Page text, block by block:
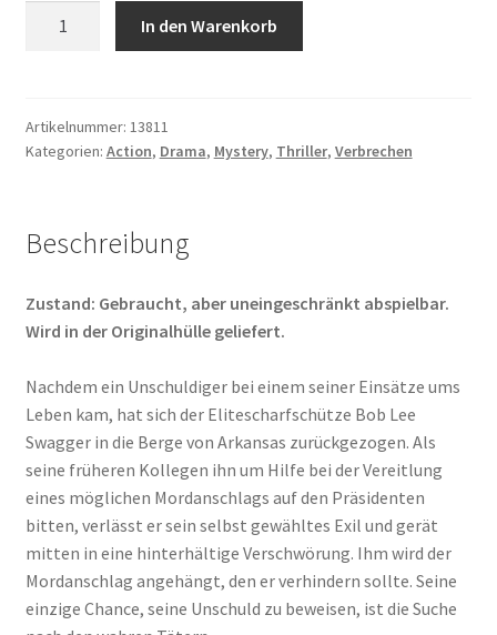
In den Warenkorb
Artikelnummer: 13811
Kategorien: Action, Drama, Mystery, Thriller, Verbrechen
Beschreibung
Zustand: Gebraucht, aber uneingeschränkt abspielbar.
Wird in der Originalhülle geliefert.
Nachdem ein Unschuldiger bei einem seiner Einsätze ums
Leben kam, hat sich der Elitescharfschütze Bob Lee
Swagger in die Berge von Arkansas zurückgezogen. Als
seine früheren Kollegen ihn um Hilfe bei der Vereitlung
eines möglichen Mordanschlags auf den Präsidenten
bitten, verlässt er sein selbst gewähltes Exil und gerät
mitten in eine hinterhältige Verschwörung. Ihm wird der
Mordanschlag angehängt, den er verhindern sollte. Seine
einzige Chance, seine Unschuld zu beweisen, ist die Suche